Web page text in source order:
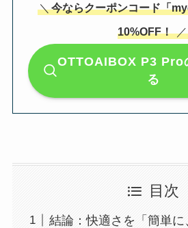
＼今ならクーポンコード「
10%OFF！／
OTTOAIBOX P3 Pro
る
目次
結論：快適さを「簡単